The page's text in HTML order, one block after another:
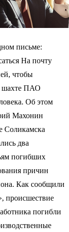
письме:
На почту
чтобы
шахте ПАО
Об этом
Махонин
Соликамска
два
погибших
причин
Как сообщили
происшествие
погибли